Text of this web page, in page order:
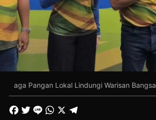
aga Pangan Lokal Lindungi Warisan Bangsa